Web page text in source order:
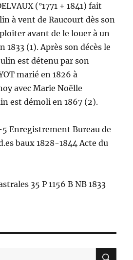
(°1771 + 1841) fait
à vent de Raucourt dès son
avant de le louer à un
1833 (1). Après son décès le
est détenu par son
marié en 1826 à
avec Marie Noëlle
est démoli en 1867 (2).
5 Enregistrement Bureau de
baux 1828-1844 Acte du
35 P 1156 B NB 1833